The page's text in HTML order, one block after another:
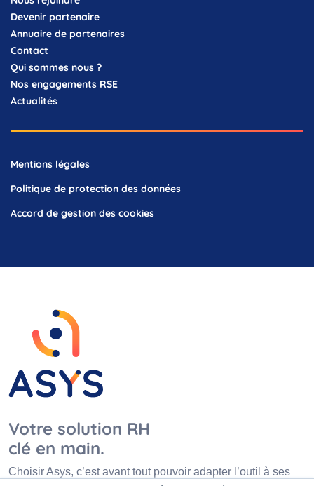
Devenir partenaire
Annuaire de partenaires
Contact
Qui sommes nous ?
Nos engagements RSE
Actualités
Mentions légales
Politique de protection des données
Accord de gestion des cookies
Votre solution RH
clé en main.
Choisir Asys, c’est avant tout pouvoir adapter l’outil à ses